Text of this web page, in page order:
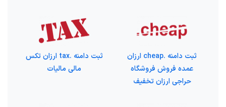
ثبت دامنه .cheap ارزان
عمده فروش فروشگاه
حراجی ارزان تخفیف
ثبت دامنه .tax ارزان تکس
مالی مالیات